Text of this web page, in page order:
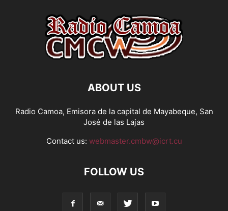
ABOUT US
Radio Camoa, Emisora de la capital de Mayabeque, San
José de las Lajas
Contact us: webmaster.cmbw@icrt.cu
FOLLOW US